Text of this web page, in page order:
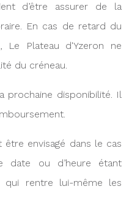
d’être assurer de la
En cas de retard du
Plateau d'Yzeron ne
du créneau.
prochaine disponibilité. Il
envisagé dans le cas
date ou d’heure étant
qui rentre lui-même les